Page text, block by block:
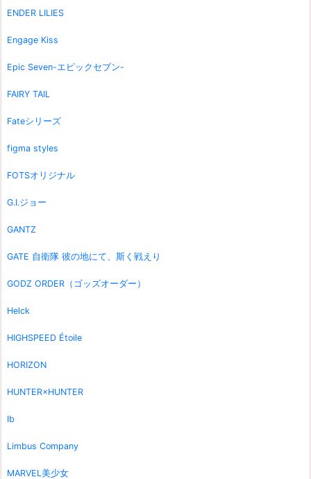
ENDER LILIES
Engage Kiss
Epic Seven-エピックセブン-
FAIRY TAIL
Fateシリーズ
figma styles
FOTSオリジナル
G.I.ジョー
GANTZ
GATE 自衛隊 彼の地にて、斯く戦えり
GODZ ORDER（ゴッズオーダー）
Helck
HIGHSPEED Étoile
HORIZON
HUNTER×HUNTER
Ib
Limbus Company
MARVEL美少女